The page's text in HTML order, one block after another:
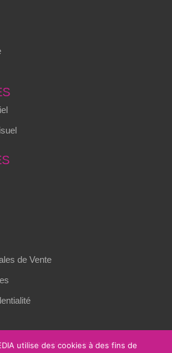
de Vente
– L’innovation technologique au
utilise des cookies à des fins de